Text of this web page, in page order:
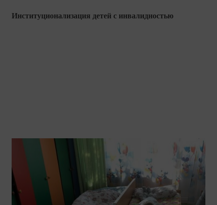
Институционализация детей с инвалидностью